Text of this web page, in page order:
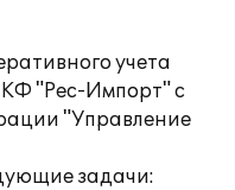
учета
"Рес-Импорт" с
"Управление
задачи: